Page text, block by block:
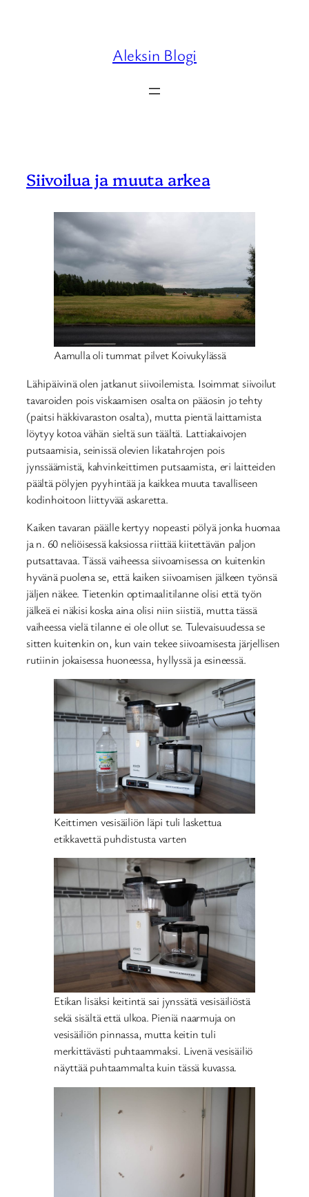
Aleksin Blogi
Siivoilua ja muuta arkea
Aamulla oli tummat pilvet Koivukylässä
Lähipäivinä olen jatkanut siivoilemista. Isoimmat siivoilut
tavaroiden pois viskaamisen osalta on pääosin jo tehty
(paitsi häkkivaraston osalta), mutta pientä laittamista
löytyy kotoa vähän sieltä sun täältä. Lattiakaivojen
putsaamisia, seinissä olevien likatahrojen pois
jynssäämistä, kahvinkeittimen putsaamista, eri laitteiden
päältä pölyjen pyyhintää ja kaikkea muuta tavalliseen
kodinhoitoon liittyvää askaretta.
Kaiken tavaran päälle kertyy nopeasti pölyä jonka huomaa
ja n. 60 neliöisessä kaksiossa riittää kiitettävän paljon
putsattavaa. Tässä vaiheessa siivoamisessa on kuitenkin
hyvänä puolena se, että kaiken siivoamisen jälkeen työnsä
jäljen näkee. Tietenkin optimaalitilanne olisi että työn
jälkeä ei näkisi koska aina olisi niin siistiä, mutta tässä
vaiheessa vielä tilanne ei ole ollut se. Tulevaisuudessa se
sitten kuitenkin on, kun vain tekee siivoamisesta järjellisen
rutiinin jokaisessa huoneessa, hyllyssä ja esineessä.
Keittimen vesisäiliön läpi tuli laskettua
etikkavettä puhdistusta varten
Etikan lisäksi keitintä sai jynssätä vesisäiliöstä
sekä sisältä että ulkoa. Pieniä naarmuja on
vesisäiliön pinnassa, mutta keitin tuli
merkittävästi puhtaammaksi. Livenä vesisäiliö
näyttää puhtaammalta kuin tässä kuvassa.